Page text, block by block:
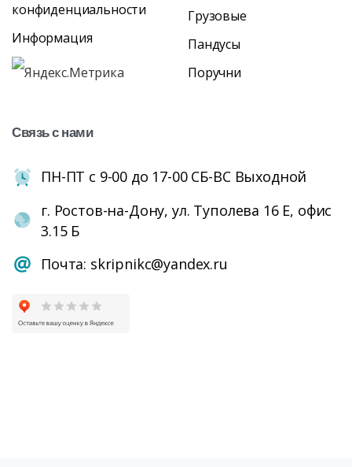
конфиденциальности
Информация
Грузовые
Пандусы
Поручни
Связьснами
ПН-ПТ с 9-00 до 17-00 СБ-ВС Выходной
г. Ростов-на-Дону, ул. Туполева 16 Е, офис
3.15 Б
Почта: skripnikc@yandex.ru